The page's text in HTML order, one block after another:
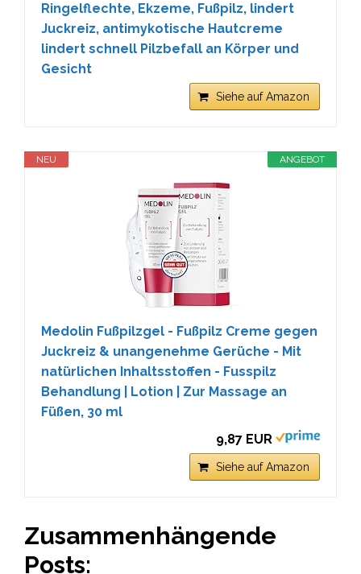
Ringelflechte, Ekzeme, Fußpilz, lindert
Juckreiz, antimykotische Hautcreme
lindert schnell Pilzbefall an Körper und
Gesicht
Siehe auf Amazon
ANGEBOT
NEU
Medolin Fußpilzgel - Fußpilz Creme gegen
Juckreiz & unangenehme Gerüche - Mit
natürlichen Inhaltsstoffen - Fusspilz
Behandlung | Lotion | Zur Massage an
Füßen, 30 ml
9,87 EUR
Siehe auf Amazon
Zusammenhängende
Posts: